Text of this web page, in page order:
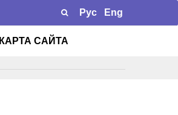
Рус Eng
КАРТА САЙТА